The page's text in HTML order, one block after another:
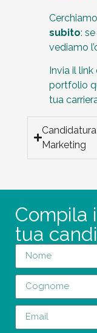
subito:
vediamo
Invia il
portfolio
tua
Marketing
Compila
tua